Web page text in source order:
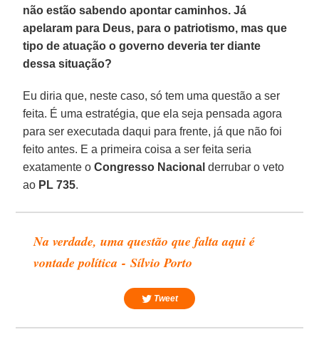
não estão sabendo apontar caminhos. Já
apelaram para Deus, para o patriotismo, mas que
tipo de atuação o governo deveria ter diante
dessa situação?
Eu diria que, neste caso, só tem uma questão a ser
feita. É uma estratégia, que ela seja pensada agora
para ser executada daqui para frente, já que não foi
feito antes. E a primeira coisa a ser feita seria
exatamente oCongresso Nacional derrubar o veto
ao PL 735.
Na verdade, uma questão que falta aqui é
vontade política - Sílvio Porto
Tweet